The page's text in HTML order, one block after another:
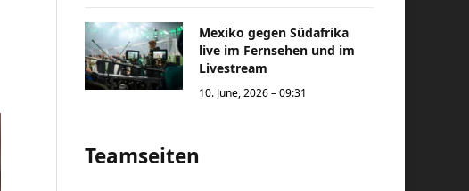
Mexiko gegen Südafrika
live im Fernsehen und im
Livestream
10. June, 2026 – 09:31
Teamseiten